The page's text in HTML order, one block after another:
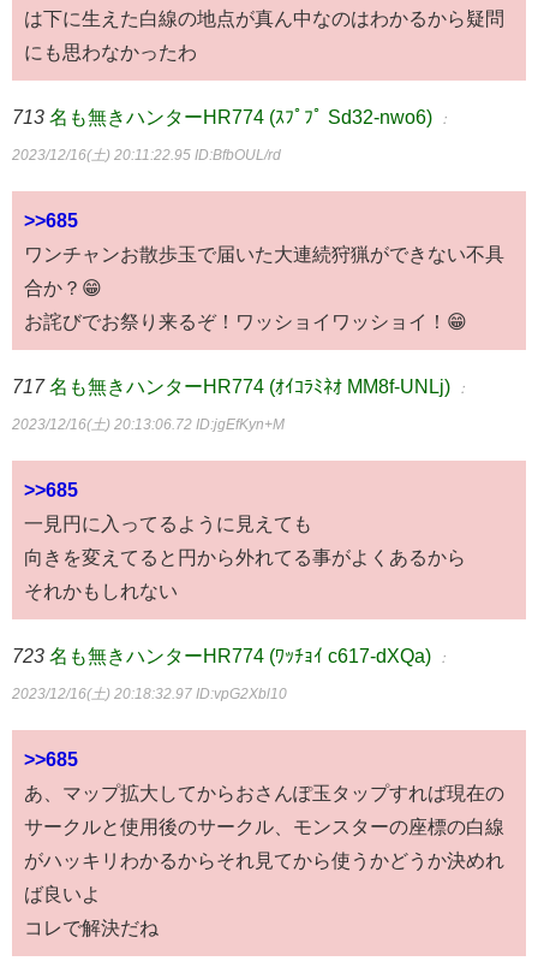
は下に生えた白線の地点が真ん中なのはわかるから疑問
にも思わなかったわ
713 名も無きハンターHR774 (ｽﾌﾟﾌﾟ Sd32-nwo6) ：
2023/12/16(土) 20:11:22.95 ID:BfbOUL/rd
>>685
ワンチャンお散歩玉で届いた大連続狩猟ができない不具
合か？😁
お詫びでお祭り来るぞ！ワッショイワッショイ！😁
717 名も無きハンターHR774 (ｵｲｺﾗﾐﾈｵ MM8f-UNLj) ：
2023/12/16(土) 20:13:06.72 ID:jgEfKyn+M
>>685
一見円に入ってるように見えても
向きを変えてると円から外れてる事がよくあるから
それかもしれない
723 名も無きハンターHR774 (ﾜｯﾁｮｲ c617-dXQa) ：
2023/12/16(土) 20:18:32.97 ID:vpG2Xbl10
>>685
あ、マップ拡大してからおさんぽ玉タップすれば現在の
サークルと使用後のサークル、モンスターの座標の白線
がハッキリわかるからそれ見てから使うかどうか決めれ
ば良いよ
コレで解決だね